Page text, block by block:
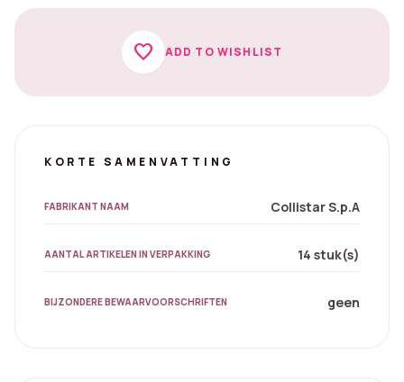
favorite ADD TO WISHLIST
KORTE SAMENVATTING
FABRIKANT NAAM Collistar S.p.A
AANTAL ARTIKELEN IN VERPAKKING 14 stuk(s)
BIJZONDERE BEWAARVOORSCHRIFTEN geen